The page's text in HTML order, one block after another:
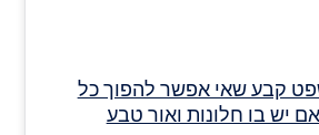
קבע שאי אפשר להפוך כל
יש בו חלונות ואור טבע